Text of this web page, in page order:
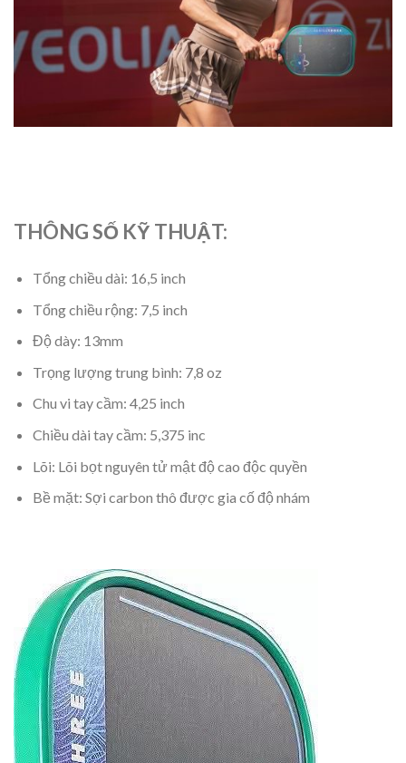
THÔNG SỐ KỸ THUẬT:
Tổng chiều dài: 16,5 inch
Tổng chiều rộng: 7,5 inch
Độ dày: 13mm
Trọng lượng trung bình: 7,8 oz
Chu vi tay cầm: 4,25 inch
Chiều dài tay cầm: 5,375 inc
Lõi: Lõi bọt nguyên tử mật độ cao độc quyền
Bề mặt: Sợi carbon thô được gia cố độ nhám